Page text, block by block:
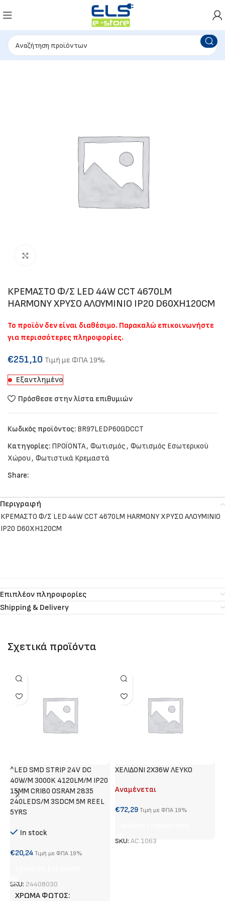
ΚΡΕΜΑΣΤΟ Φ/Σ LED 44W CCT 4670LM
HARMONY ΧΡΥΣΟ ΑΛΟΥΜΙΝΙΟ IP20 D60XH120CM
Το προϊόν δεν είναι διαθέσιμο. Παρακαλώ επικοινωνήστε
για περισσότερες πληροφορίες.
€251,10 Τιμή με ΦΠΑ 19%
Εξαντλημένο
Πρόσθεσε στην λίστα επιθυμιών
Κωδικός προϊόντος: BR97LEDP60GDCCT
Κατηγορίες: ΠΡΟΪΟΝΤΑ, Φωτισμός, Φωτισμός Εσωτερικού
Χώρου, Φωτιστικά Κρεμαστά
Share:
Περιγραφή
ΚΡΕΜΑΣΤΟ Φ/Σ LED 44W CCT 4670LM HARMONY ΧΡΥΣΟ ΑΛΟΥΜΙΝΙΟ
IP20 D60XH120CM
Επιπλέον πληροφορίες
Shipping & Delivery
Σχετικά προϊόντα
^LED SMD STRIP 24V DC
40W/M 3000K 4120LM/M IP20
15MM CRI80 OSRAM 2835
240LEDS/M 3SDCM 5M REEL
5YRS
In stock
€20,24 Τιμή με ΦΠΑ 19%
SKU: 24408030
ΧΡΏΜΑ ΦΩΤΌΣ
ΧΕΛΙΔΟΝΙ 2Χ36W ΛΕΥΚΟ
Αναμένεται
€72,29 Τιμή με ΦΠΑ 19%
SKU: AC.1063